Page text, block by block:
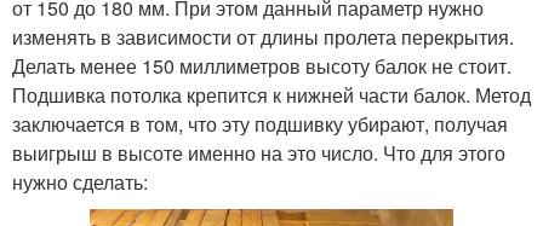
от 150 до 180 мм. При этом данный параметр нужно
изменять в зависимости от длины пролета перекрытия.
Делать менее 150 миллиметров высоту балок не стоит.
Подшивка потолка крепится к нижней части балок. Метод
заключается в том, что эту подшивку убирают, получая
выигрыш в высоте именно на это число. Что для этого
нужно сделать: